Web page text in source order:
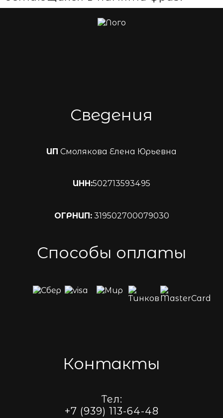
Сведения
ИП Смолякова Елена Юрьевна
ИНН:502713593495
ОГРНИП:319502700079030
Способы оплаты
Контакты
Тел:
+7 (939) 113-64-48